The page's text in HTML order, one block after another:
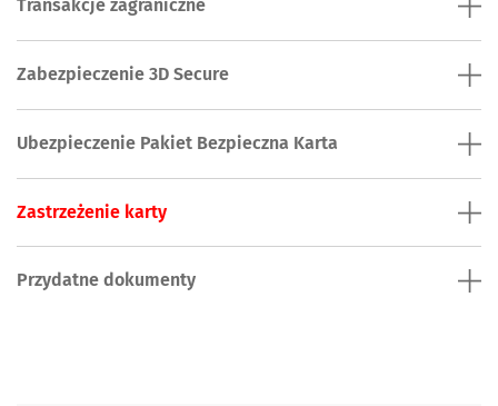
Transakcje zagraniczne
Zabezpieczenie 3D Secure
Ubezpieczenie Pakiet Bezpieczna Karta
Zastrzeżenie karty
Przydatne dokumenty